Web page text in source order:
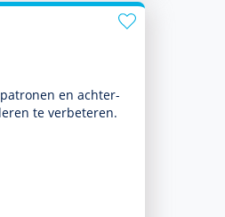
en achter­
te verbeteren.